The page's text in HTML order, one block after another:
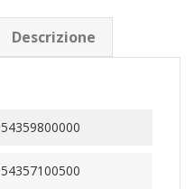
Descrizione
54359800000
54357100500